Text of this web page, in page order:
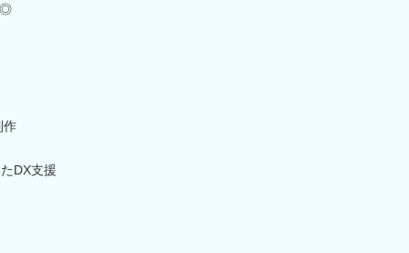
◎
作
DX支援